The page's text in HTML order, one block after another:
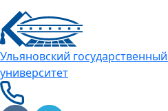
Ульяновский
университет